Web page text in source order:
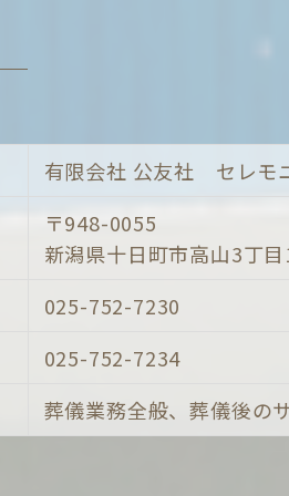
有限会社 公友社 セレモ
〒948-0055
新潟県十日町市高山3丁
025-752-7230
025-752-7234
葬儀業務全般、葬儀後の